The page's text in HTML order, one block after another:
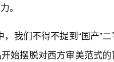
。
我们不得不提到“国产”
始摆脱对西方审美范式